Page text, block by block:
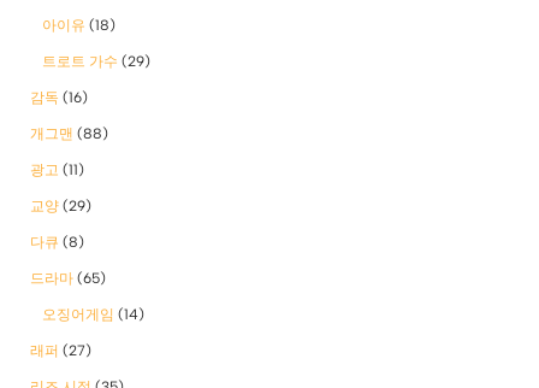
아이유 (18)
트로트 가수 (29)
감독 (16)
개그맨 (88)
광고 (11)
교양 (29)
다큐 (8)
드라마 (65)
오징어게임 (14)
래퍼 (27)